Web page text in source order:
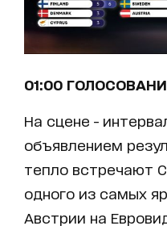
01:00
На сцене -
объявлением
тепло встречают
одного из самых
Австрии на